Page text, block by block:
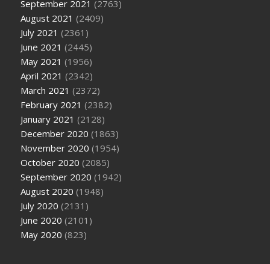
September 2021 (2763)
August 2021 (2409)
July 2021 (2361)
June 2021 (2445)
May 2021 (1956)
April 2021 (2342)
March 2021 (2372)
February 2021 (2382)
January 2021 (2128)
December 2020 (1863)
November 2020 (1954)
October 2020 (2085)
September 2020 (1942)
August 2020 (1948)
July 2020 (2131)
June 2020 (2101)
May 2020 (823)